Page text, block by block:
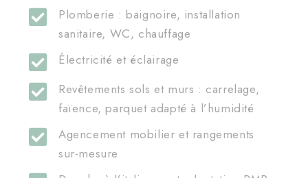
Plomberie : baignoire, installation
sanitaire, WC, chauffage
Électricité et éclairage
Revêtements sols et murs : carrelage,
faïence, parquet adapté à l’humidité
Agencement mobilier et rangements
sur-mesure